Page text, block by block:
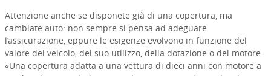
Attenzione anche se disponete già di una copertura, ma
cambiate auto: non sempre si pensa ad adeguare
l’assicurazione, eppure le esigenze evolvono in funzione del
valore del veicolo, del suo utilizzo, della dotazione o del motore.
«Una copertura adatta a una vettura di dieci anni con motore a